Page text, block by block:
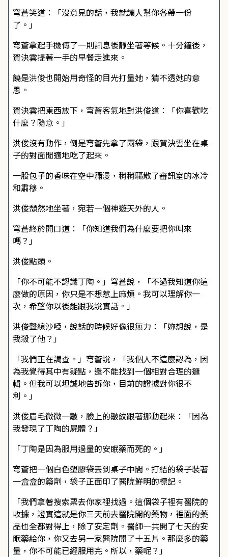
穹蒼笑道：「沒意見的話，我就讓人幫你各帶一份
了。」
穹蒼拿起手機傳了一則訊息後靜坐著等候。十分鐘後，
賀決雲提著一手的早餐走進來。
饒是洪俊也開始用奇怪的目光打量她，猜不透她的意
思。
賀決雲把東西放下，穹蒼客氣地對洪俊道：「你喜歡吃
什麼？隨意。」
洪俊沒有動作，倒是穹蒼先拿了兩袋，跟賀決雲坐在桌
子的對面閒適地吃了起來。
一股包子的香味在空中瀰漫，稍稍驅散了審訊室的冰冷
和肅穆。
洪俊頹然地坐著，宛若一個神遊天外的人。
穹蒼終於開口道：「你知道我們為什麼要把你叫來
嗎？」
洪俊點頭。
「你不可能不認識丁陶。」穹蒼說，「不過我知道你這
麼做的原因，你只是不想惹上麻煩。我可以理解你一
次，希望你以後能跟我說實話。」
洪俊聲線沙啞，說話的時候好像很無力：「妳想說，是
我殺了他？」
「我們正在調查。」穹蒼說，「我個人不這麼認為，因
為我覺得其中有疑點，還不能找到一個相對合理的邏
輯。但我可以坦誠地告訴你，目前的證據對你很不
利。」
洪俊眉毛微微一皺，臉上的皺紋跟著挪動起來：「因為
我發現了丁陶的屍體？」
「丁陶是因為服用過量的安眠藥而死的。」
穹蒼把一個白色塑膠袋丟到桌子中間。打結的袋子裝著
一盒盒的藥劑，袋子正面印了醫院鮮明的標記。
「我們拿著搜索票去你家裡找過。這個袋子裡有醫院的
收據，證實這就是你三天前去醫院開的藥物，裡面的藥
品也全都對得上，除了安定劑。醫師一共開了七天的安
眠藥給你，你又去另一家醫院開了十五片。那麼多的藥
量，你不可能已經服用完。所以，藥呢？」